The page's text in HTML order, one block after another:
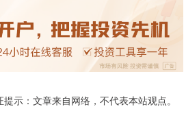
示：文章来自网络，不代表本站观点。